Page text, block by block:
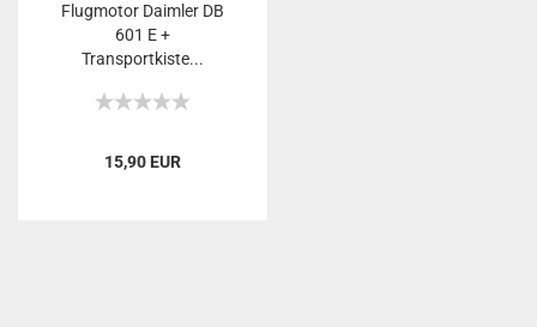
Flugmotor Daimler DB
601 E +
Transportkiste...
15,90 EUR